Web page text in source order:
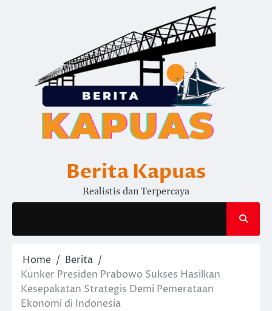
Berita Kapuas
Realistis dan Terpercaya
Home
Berita
Kunker Presiden Prabowo Sukses Hasilkan
Kesepakatan Strategis Demi Pemerataan
Ekonomi di Indonesia